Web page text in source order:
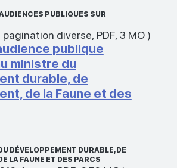
PUBLIQUES SUR
pagination diverse, PDF, 3 MO)
publique
ministre du
durable, de
de la Faune et des
DÉVELOPPEMENT DURABLE, DE
LA FAUNE ET DES PARCS